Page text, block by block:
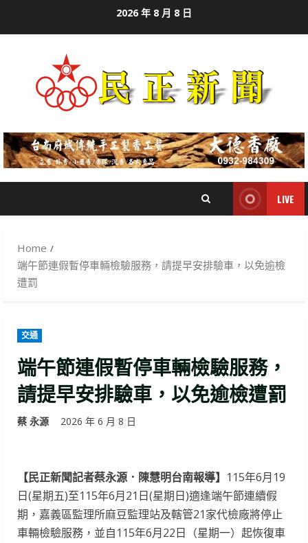
2026 年 8 月 8 日
LIVE
Home
端午節連假暫停車輛檢驗服務，請提早安排驗車，以免逾檢
遭罰
交通
端午節連假暫停車輛檢驗服務，
請提早安排驗車，以免逾檢遭罰
蔡 永源 2026 年 6 月 8 日
【民正新聞記者蔡永源．陳慧明台南報導】 115年6月19
日(星期五)至115年6月21日(星期日)適逢端午節連續假
期，嘉義區監理所麻豆監理站及轄管21家代檢廠將停止
車輛檢驗服務，並自115年6月22日（星期一）起恢復車